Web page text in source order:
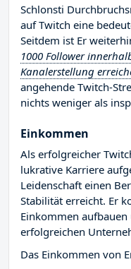
Schlonsti
auf Twitch eine
Seitdem ist Er
1000 Follower
Kanalerstellung
angehende Twitch-
nichts weniger als
Einkommen
Als erfolgreicher
lukrative Karriere
Leidenschaft einen
Stabilität erreicht. Er
Einkommen
erfolgreichen
Das Einkommen von